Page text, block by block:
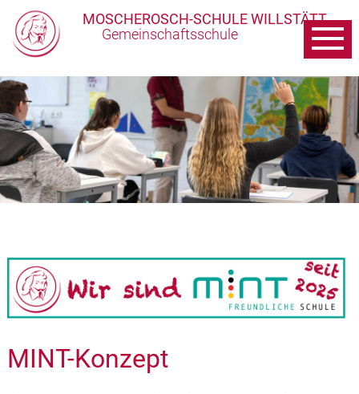
MOSCHEROSCH-SCHULE WILLSTÄTT
Gemeinschaftsschule
MINT-Konzept